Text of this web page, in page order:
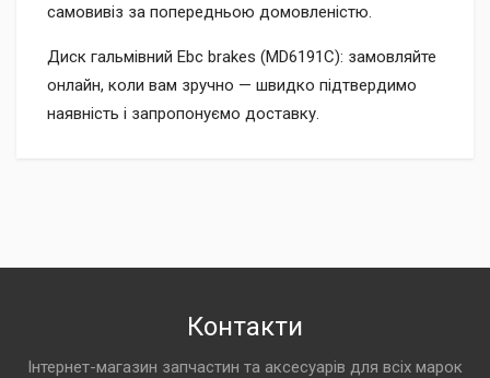
самовивіз за попередньою домовленістю.
Диск гальмівний Ebc brakes (MD6191C): замовляйте
онлайн, коли вам зручно — швидко підтвердимо
наявність і запропонуємо доставку.
Контакти
Інтернет-магазин запчастин та аксесуарів для всіх марок